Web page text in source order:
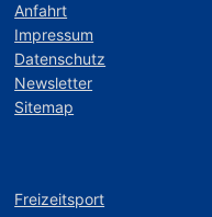
Anfahrt
Impressum
Datenschutz
Newsletter
Sitemap
Freizeitsport